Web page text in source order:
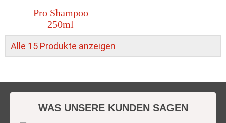
Pro Shampoo
250ml
Alle 15 Produkte anzeigen
WAS UNSERE KUNDEN SAGEN